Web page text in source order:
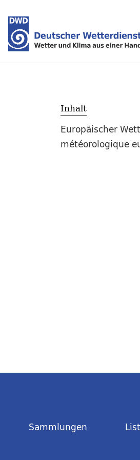
Inhalt
Europäischer
météorologique
Sammlungen